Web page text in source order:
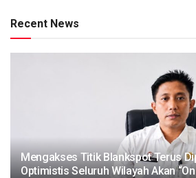
Recent News
Mengakses Titik Blankspot Terus
Optimistis Seluruh Wilayah Akan “On